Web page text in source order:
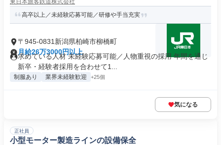
東日本旅客鉄道株式会社
高卒以上／未経験応募可能／研修や手当充実
〒945-0831新潟県柏崎市柳橋町
月給26万3000円以上
求めている人材 未経験応募可能／人物重視の採用 年間を通じ
新卒・経験者採用を合わせて1...
制服あり 業界未経験歓迎 +25個
気になる
正社員
小型モーター製造ラインの設備保全